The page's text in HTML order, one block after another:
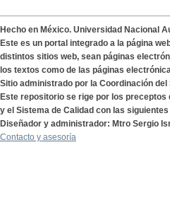
Hecho en México. Universidad Nacional
Este es un portal integrado a la página
distintos sitios web, sean páginas
los textos como de las páginas
Sitio administrado por la Coordinación del
Este repositorio se rige por los
y el Sistema de Calidad con las
Diseñador y administrador: Mtro Sergio
Contacto y asesoría